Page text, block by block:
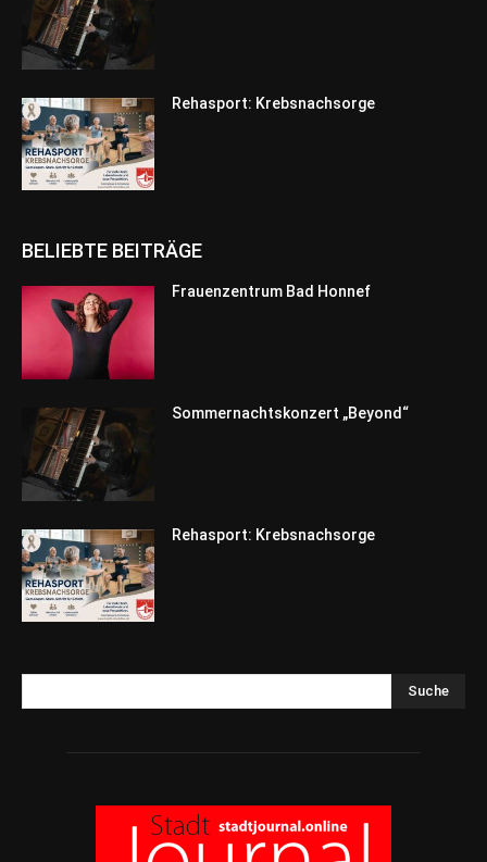
Rehasport: Krebsnachsorge
BELIEBTE BEITRÄGE
Frauenzentrum Bad Honnef
Sommernachtskonzert „Beyond“
Rehasport: Krebsnachsorge
Suche